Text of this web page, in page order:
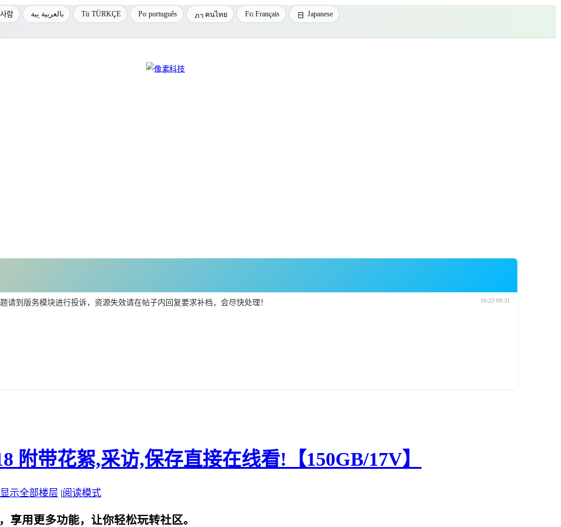
람 بالعربية TÜRKÇE português คนไทย Français Japanese
请到版务模块进行投诉，资源失效请在帖子内回复要求补档，会尽快处理！ 10-23 09:31
附带花絮,采访,保存直接在线看!【150GB/17V】
显示全部楼层 |阅读模式
享用更多功能，让你轻松玩转社区。